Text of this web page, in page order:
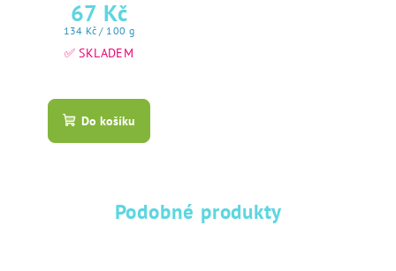
jedlý papír
67 Kč
Měrná
cena:
134 Kč / 100 g
✅ SKLADEM
hodnocení
produktu
hvězdiček.
Do košíku
Podobné produkty